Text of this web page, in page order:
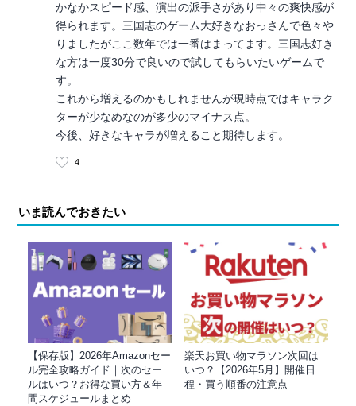
かなかスピード感、演出の派手さがあり中々の爽快感が
得られます。三国志のゲーム大好きなおっさんで色々や
りましたがここ数年では一番はまってます。三国志好き
な方は一度30分で良いので試してもらいたいゲームで
す。
これから増えるのかもしれませんが現時点ではキャラク
ターが少なめなのが多少のマイナス点。
今後、好きなキャラが増えること期待します。
4
いま読んでおきたい
【保存版】2026年Amazonセー
ル完全攻略ガイド｜次のセー
ルはいつ？お得な買い方＆年
間スケジュールまとめ
楽天お買い物マラソン次回は
いつ？【2026年5月】開催日
程・買う順番の注意点